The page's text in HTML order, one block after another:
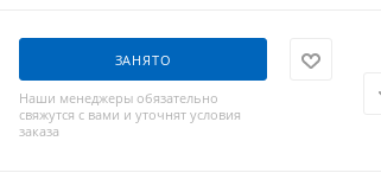
ЗАНЯТО
Наши менеджеры обязательно
свяжутся с вами и уточнят условия
заказа